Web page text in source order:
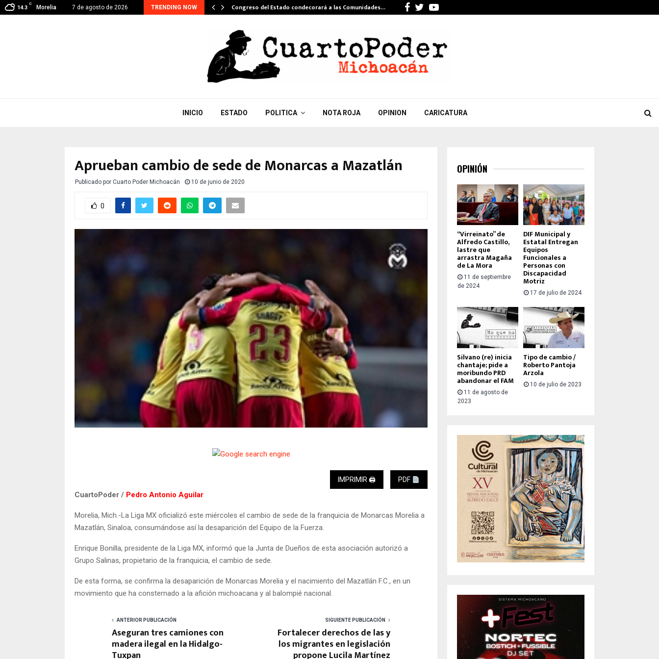
14.3
C
Morelia 7 de agosto de 2026 TRENDING NOW
CONTINUA, EJE PRIORITARIO EN GESTIÓN DE… Congreso del Estado condecorará a las Comunidades… Facebook
TwitterYoutube
INICIO ESTADO POLITICA NOTA ROJA OPINION CARICATURA
Aprueban cambio de sede de Monarcas a Mazatlán
Publicado por Cuarto Poder Michoacán 10 de junio de 2020
0
IMPRIMIR 🖨 PDF
CuartoPoder / Pedro Antonio Aguilar
Morelia, Mich.-La Liga MX oficializó este miércoles el cambio de sede de la franquicia de Monarcas Morelia a
Mazatlán, Sinaloa, consumándose así la desaparición del Equipo de la Fuerza.
Enrique Bonilla, presidente de la Liga MX, informó que la Junta de Dueños de esta asociación autorizó a
Grupo Salinas, propietario de la franquicia, el cambio de sede.
De esta forma, se confirma la desaparición de Monarcas Morelia y el nacimiento del Mazatlán F.C., en un
movimiento que ha consternado a la afición michoacana y al balompié nacional.
ANTERIOR PUBLICACIÓN
Aseguran tres camiones con
madera ilegal en la Hidalgo-
Tuxpan
SIGUIENTE PUBLICACIÓN
Fortalecer derechos de las y
los migrantes en legislación
propone Lucila Martínez
OPINIÓN
“Virreinato” de
Alfredo Castillo,
lastre que
arrastra Magaña
de La Mora
11 de septiembre
de 2024
DIF Municipal y
Estatal Entregan
Equipos
Funcionales a
Personas con
Discapacidad
Motriz
17 de julio de 2024
Silvano (re) inicia
chantaje; pide a
moribundo PRD
abandonar el FAM
11 de agosto de
2023
Tipo de cambio /
Roberto Pantoja
Arzola
10 de julio de 2023